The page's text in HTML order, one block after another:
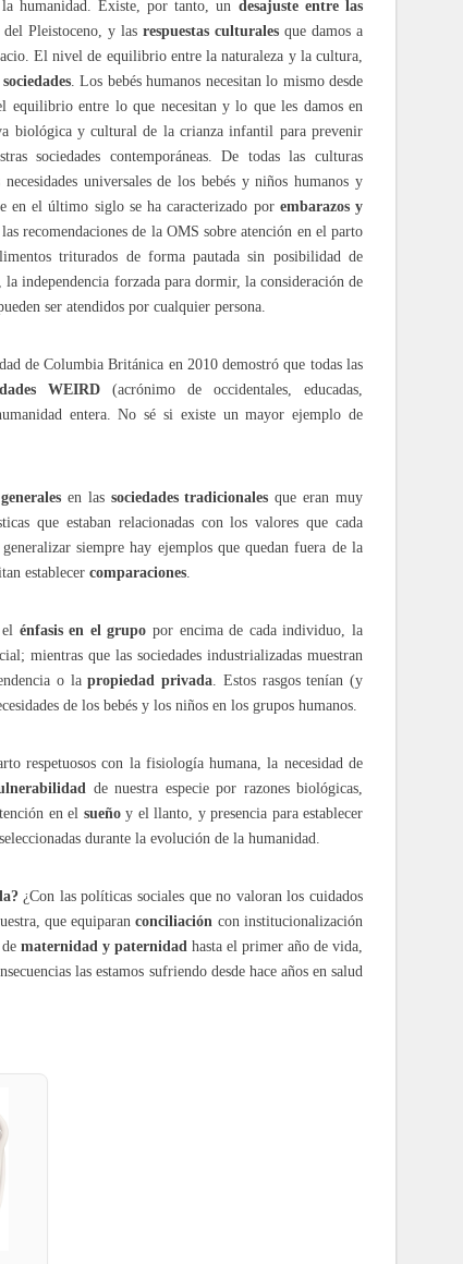
humanidad. Existe, por tanto, un desajuste entre las
Pleistoceno, y las respuestas culturalesque damos a
El nivel de equilibrio entre la naturaleza y la cultura,
. Los bebés humanos necesitan lo mismo desde
equilibrio entre lo que necesitan y lo que les damos en
biológica y cultural de la crianza infantil para prevenir
sociedades contemporáneas. De todas las culturas
universales de los bebés y niños humanos y
en el último siglo se ha caracterizado por embarazos y
recomendaciones de la OMS sobre atención en el parto
triturados de forma pautada sin posibilidad de
independencia forzada para dormir, la consideración de
ser atendidos por cualquier persona.
de Columbia Británica en 2010 demostró que todas las
WEIRD (acrónimo de occidentales, educadas,
entera. No sé si existe un mayor ejemplo de
en las sociedades tradicionales que eran muy
que estaban relacionadas con los valores que cada
siempre hay ejemplos que quedan fuera de la
establecer comparaciones.
énfasis en el grupo por encima de cada individuo, la
mientras que las sociedades industrializadas muestran
o lapropiedad privada. Estos rasgos tenían (y
de los bebés y los niños en los grupos humanos.
respetuosos con la fisiología humana, la necesidad de
de nuestra especie por razones biológicas,
en el sueñoy el llanto, y presencia para establecer
seleccionadas durante la evolución de la humanidad.
¿Con las políticas sociales que no valoran los cuidados
que equiparanconciliación con institucionalización
maternidad y paternidad hasta el primer año de vida,
las estamos sufriendo desde hace años en salud